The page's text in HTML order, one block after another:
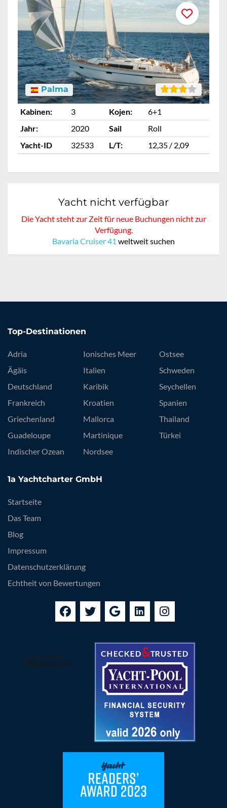
Palma
Kabinen: 3 Kojen:
6+1
Jahr:
2020 Sail
Roll
Yacht-ID
32533 L/T: 12,35 / 2,09
Yacht nicht verfügbar
Die Yacht steht zur Zeit für neue Buchungen nicht zur
Verfügung.
Bavaria Cruiser 41 weltweit suchen
Top-Destinationen
Adria
Ägäis
Deutschland
Frankreich
Griechenland
Guadeloupe
Indischer Ozean
Ionisches Meer
Italien
Karibik
Kroatien
Mallorca
Martinique
Nordsee
Ostsee
Schweden
Seychellen
Spanien
Thailand
Türkei
1a Yachtcharter GmbH
Startseite
Das Team
Blog
Impressum
Datenschutzerklärung
Echtheit von Bewertungen